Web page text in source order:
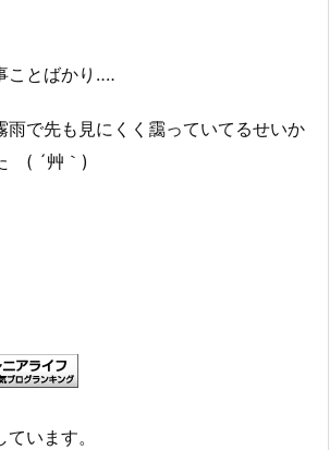
ことばかり‥‥
雨で先も見にくく靄っていてるせいか
( ´艸｀)
います。